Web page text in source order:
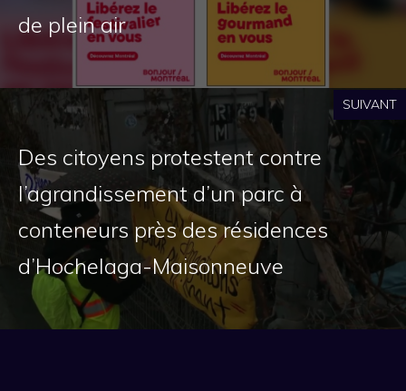
de plein air
SUIVANT
Des citoyens protestent contre
l’agrandissement d’un parc à
conteneurs près des résidences
d’Hochelaga-Maisonneuve